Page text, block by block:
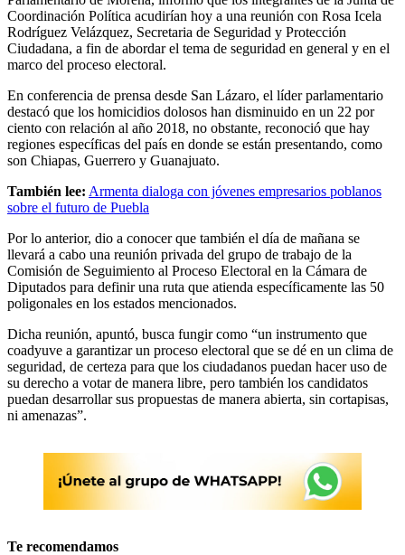
Coordinación Política acudirían hoy a una reunión con Rosa Icela
Rodríguez Velázquez, Secretaria de Seguridad y Protección
Ciudadana, a fin de abordar el tema de seguridad en general y en el
marco del proceso electoral.
En conferencia de prensa desde San Lázaro, el líder parlamentario
destacó que los homicidios dolosos han disminuido en un 22 por
ciento con relación al año 2018, no obstante, reconoció que hay
regiones específicas del país en donde se están presentando, como
son Chiapas, Guerrero y Guanajuato.
También lee: Armenta dialoga con jóvenes empresarios poblanos
sobre el futuro de Puebla
Por lo anterior, dio a conocer que también el día de mañana se
llevará a cabo una reunión privada del grupo de trabajo de la
Comisión de Seguimiento al Proceso Electoral en la Cámara de
Diputados para definir una ruta que atienda específicamente las 50
poligonales en los estados mencionados.
Dicha reunión, apuntó, busca fungir como “un instrumento que
coadyuve a garantizar un proceso electoral que se dé en un clima de
seguridad, de certeza para que los ciudadanos puedan hacer uso de
su derecho a votar de manera libre, pero también los candidatos
puedan desarrollar sus propuestas de manera abierta, sin cortapisas,
ni amenazas”.
Te recomendamos